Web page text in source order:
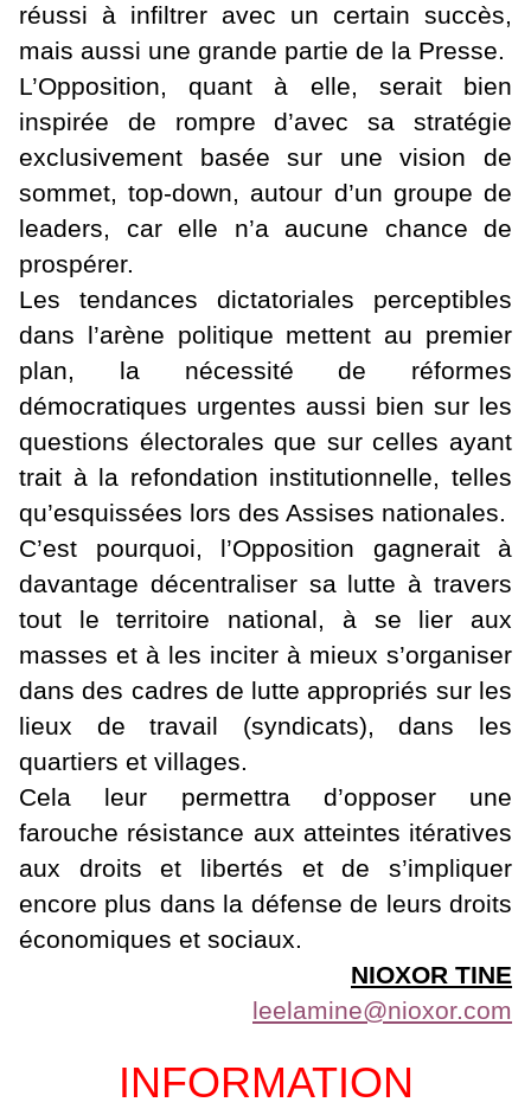
réussi à infiltrer avec un certain succès,
mais aussi une grande partie de la Presse.
L’Opposition, quant à elle, serait bien
inspirée de rompre d’avec sa stratégie
exclusivement basée sur une vision de
sommet, top-down, autour d’un groupe de
leaders, car elle n’a aucune chance de
prospérer.
Les tendances dictatoriales perceptibles
dans l’arène politique mettent au premier
plan, la nécessité de réformes
démocratiques urgentes aussi bien sur les
questions électorales que sur celles ayant
trait à la refondation institutionnelle, telles
qu’esquissées lors des Assises nationales.
C’est pourquoi, l’Opposition gagnerait à
davantage décentraliser sa lutte à travers
tout le territoire national, à se lier aux
masses et à les inciter à mieux s’organiser
dans des cadres de lutte appropriés sur les
lieux de travail (syndicats), dans les
quartiers et villages.
Cela leur permettra d’opposer une
farouche résistance aux atteintes itératives
aux droits et libertés et de s’impliquer
encore plus dans la défense de leurs droits
économiques et sociaux.
NIOXOR TINE
leelamine@nioxor.com
INFORMATION